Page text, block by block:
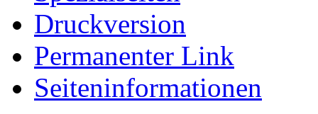
Druckversion
Permanenter Link
Seiten­­informationen